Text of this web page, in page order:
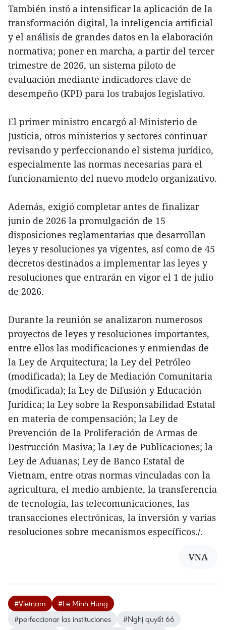
También instó a intensificar la aplicación de la
transformación digital, la inteligencia artificial
y el análisis de grandes datos en la elaboración
normativa; poner en marcha, a partir del tercer
trimestre de 2026, un sistema piloto de
evaluación mediante indicadores clave de
desempeño (KPI) para los trabajos legislativo.
El primer ministro encargó al Ministerio de
Justicia, otros ministerios y sectores continuar
revisando y perfeccionando el sistema jurídico,
especialmente las normas necesarias para el
funcionamiento del nuevo modelo organizativo.
Además, exigió completar antes de finalizar
junio de 2026 la promulgación de 15
disposiciones reglamentarias que desarrollan
leyes y resoluciones ya vigentes, así como de 45
decretos destinados a implementar las leyes y
resoluciones que entrarán en vigor el 1 de julio
de 2026.
Durante la reunión se analizaron numerosos
proyectos de leyes y resoluciones importantes,
entre ellos las modificaciones y enmiendas de
la Ley de Arquitectura; la Ley del Petróleo
(modificada); la Ley de Mediación Comunitaria
(modificada); la Ley de Difusión y Educación
Jurídica; la Ley sobre la Responsabilidad Estatal
en materia de compensación; la Ley de
Prevención de la Proliferación de Armas de
Destrucción Masiva; la Ley de Publicaciones; la
Ley de Aduanas; Ley de Banco Estatal de
Vietnam, entre otras normas vinculadas con la
agricultura, el medio ambiente, la transferencia
de tecnología, las telecomunicaciones, las
transacciones electrónicas, la inversión y varias
resoluciones sobre mecanismos específicos./.
VNA
#Vietnam
#Le Minh Hung
#perfeccionar las instituciones
#Nghị quyết 66